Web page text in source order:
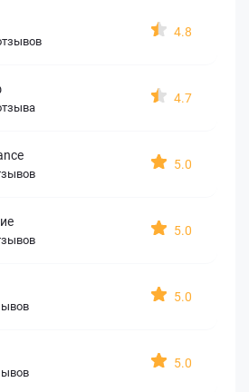
4.8
4.7
5.0
5.0
5.0
5.0